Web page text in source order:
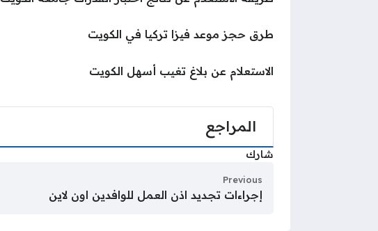
طرق حجز موعد فيزا تركيا في الكويت
الاستعلام عن بلاغ تغيب أسهل الكويت
المراجع
شارك
Previous
إجراءات تجديد اذن العمل للوافدين اون لاين